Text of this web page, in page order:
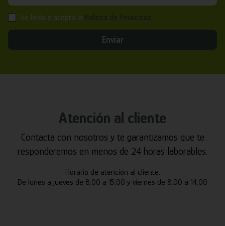
He leído y acepto la
Enviar
Atención al cliente
Contacta con nosotros y te garantizamos que te
responderemos en menos de 24 horas laborables.
Horario de atención al cliente:
De lunes a jueves de 8:00 a 15:00 y viernes de 8:00 a 14:00